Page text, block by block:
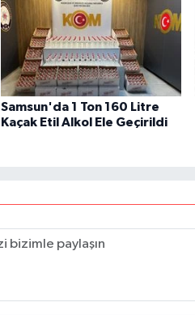
Samsun'da 1 Ton 160 Litre
Kaçak Etil Alkol Ele Geçirildi